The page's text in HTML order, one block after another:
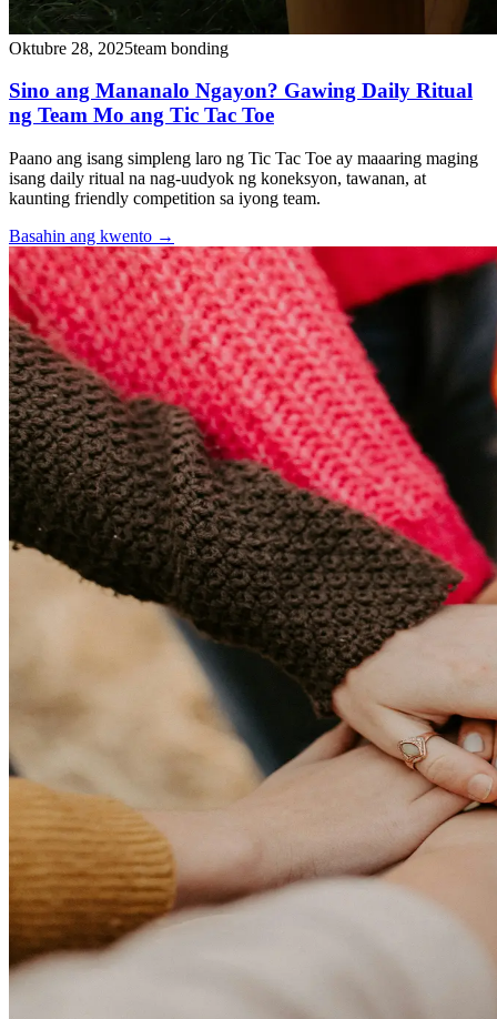
Oktubre 28, 2025team bonding
Sino ang Mananalo Ngayon? Gawing Daily Ritual
ng Team Mo ang Tic Tac Toe
Paano ang isang simpleng laro ng Tic Tac Toe ay maaaring maging
isang daily ritual na nag-uudyok ng koneksyon, tawanan, at
kaunting friendly competition sa iyong team.
Basahin ang kwento →